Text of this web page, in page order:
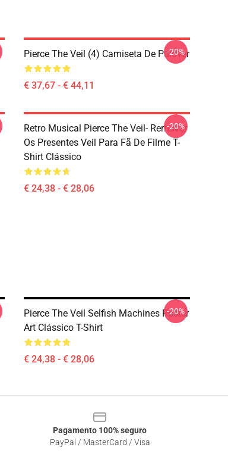
Pierce The Veil (4) Camiseta De Pulôver
€ 37,67 - € 44,11
-20%
Retro Musical Pierce The Veil- Remover
Os Presentes Veil Para Fã De Filme T-
Shirt Clássico
€ 24,38 - € 28,06
-20%
Pierce The Veil Selfish Machines Poster
Art Clássico T-Shirt
€ 24,38 - € 28,06
-20%
Pagamento 100% seguro
PayPal / MasterCard / Visa